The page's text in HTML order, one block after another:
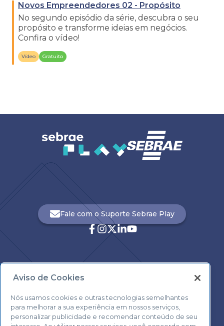
Novos Empreendedores 02 - Propósito
No segundo episódio da série, descubra o seu
propósito e transforme ideias em negócios.
Confira o vídeo!
Vídeo Gratuito
0800 570 0800
Fale com o Suporte Sebrae Play
Aviso de Cookies
Nós usamos cookies e outras tecnologias semelhantes
para melhorar a sua experiência em nossos serviços,
personalizar publicidade e recomendar conteúdo de seu